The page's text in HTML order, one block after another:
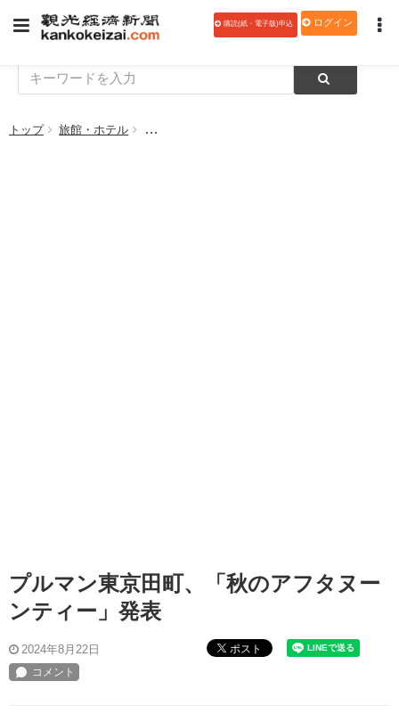
購読(紙・電子版)申込 ログイン
トップ 旅館・ホテル プルマン東京田町、「秋のアフタヌーンティー
プルマン東京田町、「秋のアフタヌー
ンティー」発表
2024年8月22日 ポスト